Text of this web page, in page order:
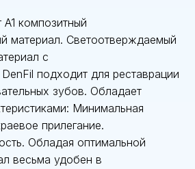
композитный
материал. Светоотверждаемый
с
подходит для реставрации
зубов. Обладает
Минимальная
прилегание.
Обладая оптимальной
весьма удобен в